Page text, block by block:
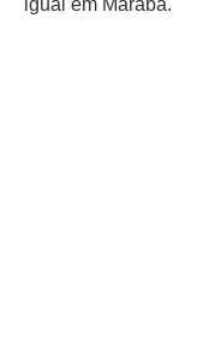
igual em Marabá.